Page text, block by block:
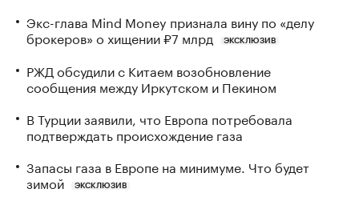
Экс-глава Mind Money признала вину по «делу
брокеров» о хищении ₽7 млрд
ЭКСКЛЮЗИВ
РЖД обсудили с Китаем возобновление
сообщения между Иркутском и Пекином
В Турции заявили, что Европа потребовала
подтверждать происхождение газа
Запасы газа в Европе на минимуме. Что будет
зимой
ЭКСКЛЮЗИВ